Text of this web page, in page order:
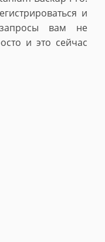
и
вам не
и это сейчас